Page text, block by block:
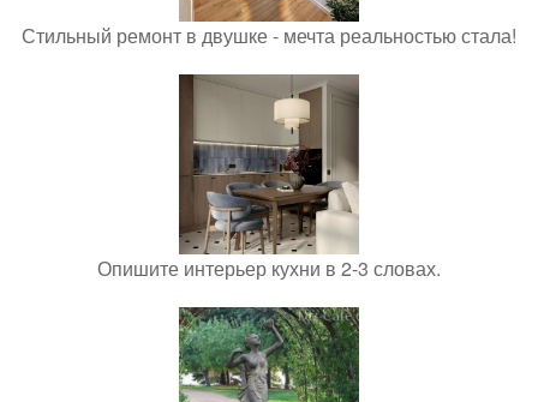
Стильный ремонт в двушке - мечта реальностью стала!
Опишите интерьер кухни в 2-3 словах.